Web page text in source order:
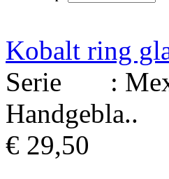
Kobalt ring
Serie :
Handgebla..
€ 29,50